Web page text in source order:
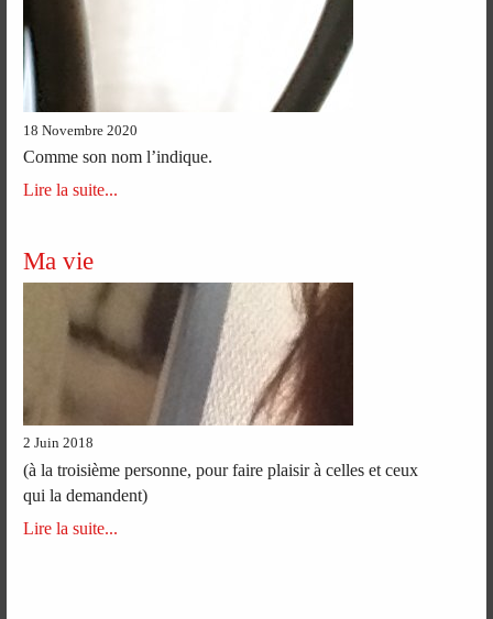
18 Novembre 2020
Comme son nom l’indique.
Lire la suite...
Ma vie
2 Juin 2018
(à la troisième personne, pour faire plaisir à celles et ceux
qui la demandent)
Lire la suite...